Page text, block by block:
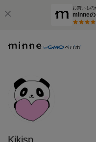
お買いもの
minneの
Kikisp